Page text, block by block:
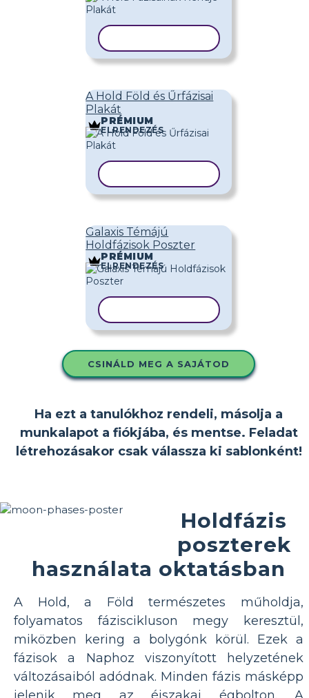
A Hold Föld és Űrfázisai
Plakát
PRÉMIUM
ELRENDEZÉS
Galaxis Témájú
Holdfázisok Poszter
PRÉMIUM
ELRENDEZÉS
CSINÁLD MEG A SAJÁTOD
Ha ezt a tanulókhoz rendeli, másolja a
munkalapot a fiókjába, és mentse. Feladat
létrehozásakor csak válassza ki sablonként!
Holdfázis
poszterek
használata oktatásban
A Hold, a Föld természetes műholdja,
folyamatos fáziscikluson megy keresztül,
miközben kering a bolygónk körül. Ezek a
fázisok a Naphoz viszonyított helyzetének
változásaiból adódnak. Minden fázis másképp